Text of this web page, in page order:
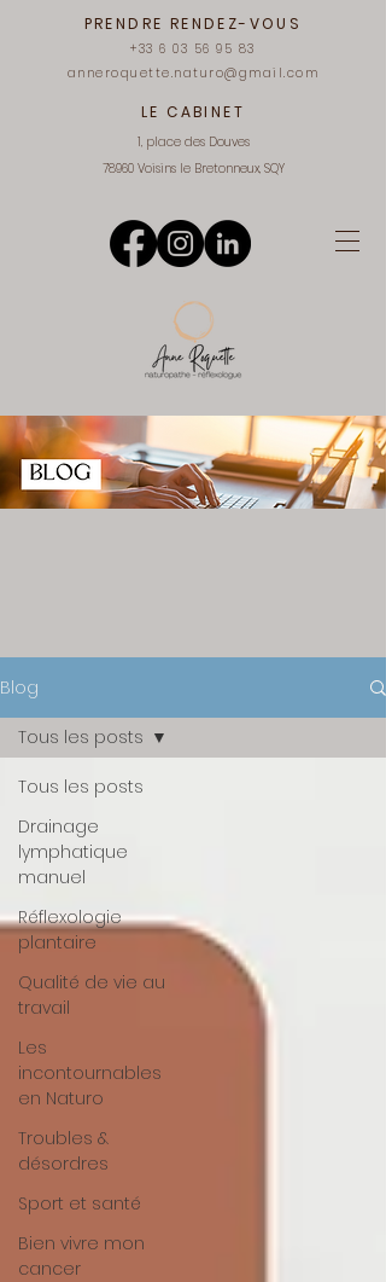
PRENDRE RENDEZ-VOUS
+33 6 03 56 95 83
anneroquette.naturo@gmail.com
LE CABINET
1, place des Douves
78960 Voisins le Bretonneux, SQY
Blog
Tous les posts
Drainage
lymphatique
manuel
Réflexologie
plantaire
Qualité de vie au
travail
Les
incontournables
en Naturo
Troubles &
désordres
Sport et santé
Bien vivre mon
cancer
Tous les posts